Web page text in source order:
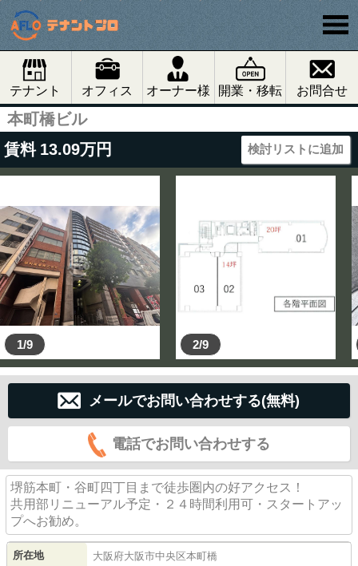
テナント オフィス オーナー様 開業・移転 お問合せ
本町橋ビル
賃料 13.09万円 検討リストに追加
1/9 2/9
メールでお問い合わせする(無料)
電話でお問い合わせする
堺筋本町・谷町四丁目まで徒歩圏内の好アクセス！
共用部リニューアル予定・２４時間利用可・スタートアッ
プへお勧め。
所在地 大阪府大阪市中央区本町橋